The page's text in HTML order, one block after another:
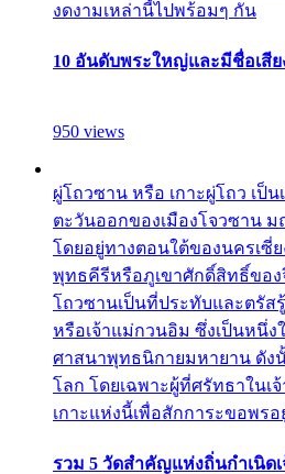
งดงามเหล่านี้ไปพร้อมๆ กัน
10 อันดับพระใหญ่และมีชื่อเสี
950 views
ผู่โถวซาน หรือ เกาะผู่โถว เป็
ตะวันออกของเมืองโจวซาน ม
โดยอยู่ทางตอนใต้ของนครเซี่ย
พุทธคีรีหรือภูเขาศักดิ์สิทธิ์ขอ
โถวซานเป็นที่ประทับและตรัส
หรือเจ้าแม่กวนอิม ซึ่งเป็นหนึ่
ศาสนาพุทธนิกายมหายาน ดัง
โลก โดยเฉพาะผู้ที่ศรัทธาในเ
เกาะแห่งนี้เพื่อสักการะขอพร
รวม 5 วัดสำคัญแห่งถิ่นกำเนิด